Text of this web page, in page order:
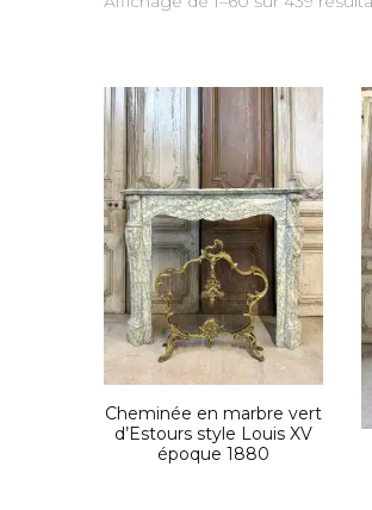
Cheminée en marbre vert
d’Estours style Louis XV
époque 1880